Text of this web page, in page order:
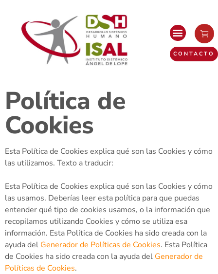
CONTACTO
Política de
Cookies
Esta Política de Cookies explica qué son las Cookies y cómo
las utilizamos. Texto a traducir:
Esta Política de Cookies explica qué son las Cookies y cómo
las usamos. Deberías leer esta política para que puedas
entender qué tipo de cookies usamos, o la información que
recopilamos utilizando Cookies y cómo se utiliza esa
información. Esta Política de Cookies ha sido creada con la
ayuda del Generador de Políticas de Cookies. Esta Política
de Cookies ha sido creada con la ayuda del Generador de
Políticas de Cookies.